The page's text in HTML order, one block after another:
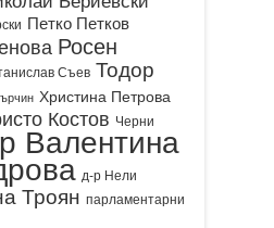
Петко Петков
Росен
Съев Тодор
Христина Петрова
Костов Черни
Валентина
д-р Нели
Троян парламентарни